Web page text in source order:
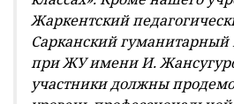
Жаркентский
Сарканский
при ЖУ имени И.
участники должны